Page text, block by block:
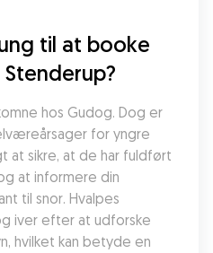
til at booke
hos Gudog. Dog er
for yngre
at sikre, at de har fuldført
at informere din
til snor. Hvalpes
iver efter at udforske
hvilket kan betyde en